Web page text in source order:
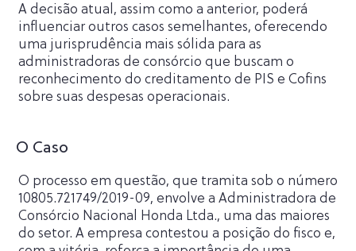
A decisão atual, assim como a anterior, poderá
influenciar outros casos semelhantes, oferecendo
uma jurisprudência mais sólida para as
administradoras de consórcio que buscam o
reconhecimento do creditamento de PIS e Cofins
sobre suas despesas operacionais.
O Caso
O processo em questão, que tramita sob o número
10805.721749/2019-09, envolve a Administradora de
Consórcio Nacional Honda Ltda., uma das maiores
do setor. A empresa contestou a posição do fisco e,